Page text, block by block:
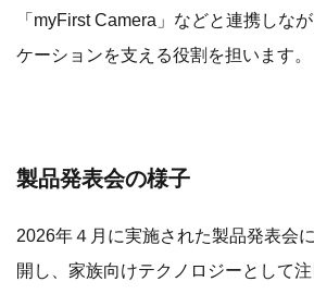
こうした取り組みを通じて、子どもと
「myFirst Frame Clario」は、その中